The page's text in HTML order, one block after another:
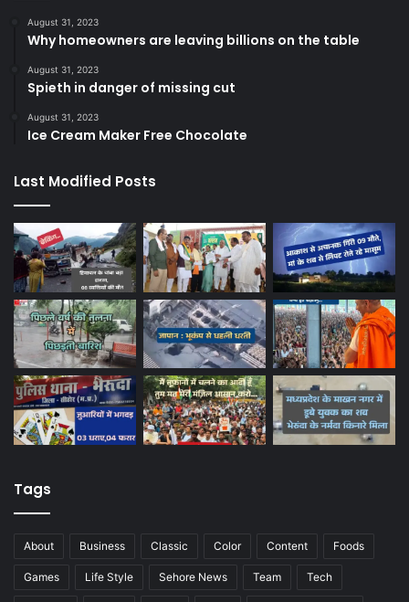
August 31, 2023
Why homeowners are leaving billions on the table
August 31, 2023
Spieth in danger of missing cut
August 31, 2023
Ice Cream Maker Free Chocolate
Last Modified Posts
Tags
About Business Classic Color Content Foods
Games Life Style Sehore News Team Tech